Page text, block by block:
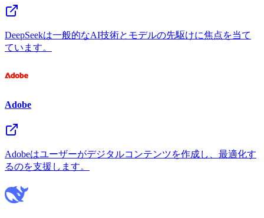
DeepSeekは一般的なAI技術とモデルの先駆けに焦点を当て
ています。
Adobe
Adobeはユーザーがデジタルコンテンツを作成し、最適化す
るのを支援します。